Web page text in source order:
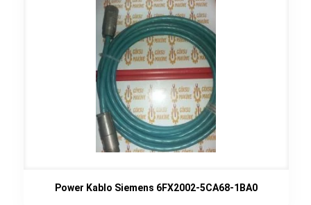
Power Kablo Siemens 6FX2002-5CA68-1BA0